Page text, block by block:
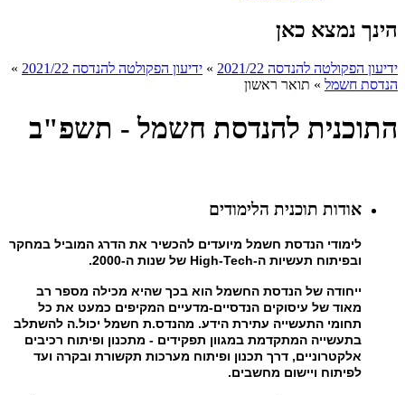
הינך נמצא כאן
ידיעון הפקולטה להנדסה 2021/22 » ידיעון הפקולטה להנדסה 2021/22
»
הנדסת חשמל » תואר ראשון
התוכנית להנדסת חשמל - תשפ"ב
אודות תוכנית הלימודים
לימודי הנדסת חשמל מיועדים להכשיר את הדרג המוביל במחקר
ובפיתוח תעשיות ה‑High-Tech של שנות ה-2000.
ייחודה של הנדסת החשמל הוא בכך שהיא מכילה מספר רב
מאוד של עיסוקים הנדסיים-מדעיים המקיפים כמעט את כל
תחומי התעשייה עתירת הידע. מהנדס.ת חשמל יכול.ה להשתלב
בתעשייה המתקדמת במגוון תפקידים - מתכנון ופיתוח רכיבים
אלקטרוניים, דרך תכנון ופיתוח מערכות תקשורת ובקרה ועד
לפיתוח ויישום מחשבים.